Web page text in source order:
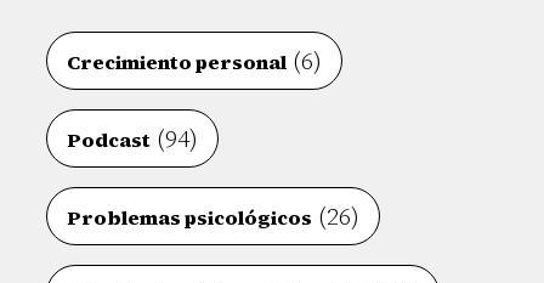
Crecimiento personal (6)
Podcast (94)
Problemas psicológicos (26)